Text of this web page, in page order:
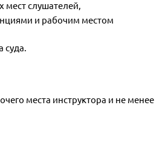
мест слушателей,
и рабочим местом
суда.
места инструктора и не менее